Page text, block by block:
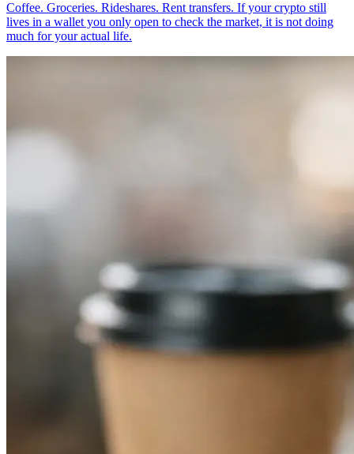
Coffee. Groceries. Rideshares. Rent transfers. If your crypto still
lives in a wallet you only open to check the market, it is not doing
much for your actual life.